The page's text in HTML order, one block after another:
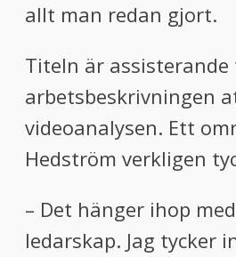
allt man redan gjort.
Titeln är assisterande
arbetsbeskrivningen
videoanalysen. Ett
Hedström verkligen
– Det hänger ihop
ledarskap. Jag tycker